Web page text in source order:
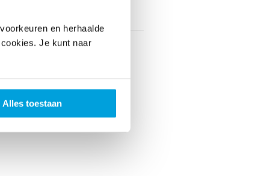
en herhaalde
Je kunt naar
Alles toestaan